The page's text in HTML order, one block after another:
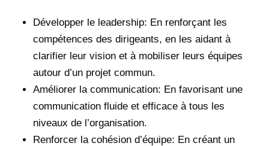
Développer le leadership: En renforçant les
compétences des dirigeants, en les aidant à
clarifier leur vision et à mobiliser leurs équipes
autour d’un projet commun.
Améliorer la communication: En favorisant une
communication fluide et efficace à tous les
niveaux de l’organisation.
Renforcer la cohésion d’équipe: En créant un